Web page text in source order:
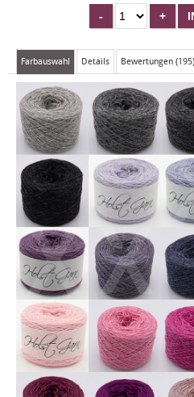
Farbauswahl Details Bewertungen (195)
X X